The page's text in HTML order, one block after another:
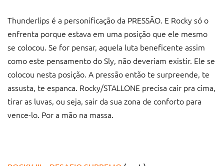
Thunderlips é a personificação da PRESSÃO. E Rocky só o
enfrenta porque estava em uma posição que ele mesmo
se colocou. Se for pensar, aquela luta beneficente assim
como este pensamento do Sly, não deveriam existir. Ele se
colocou nesta posição. A pressão então te surpreende, te
assusta, te espanca. Rocky/STALLONE precisa cair pra cima,
tirar as luvas, ou seja, sair da sua zona de conforto para
vence-lo. Por a mão na massa.